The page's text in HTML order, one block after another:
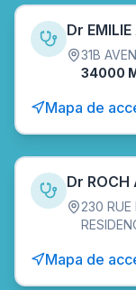
Dr
31B
34000
Mapa de
Dr ROCH
230 RUE
Mapa de